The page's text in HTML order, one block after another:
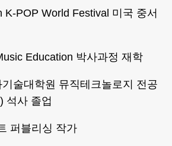
K-POP World Festival 미국 중서
Education 박사과정 재학
기술대학원 뮤직테크놀로지 전공
석사 졸업
퍼블리싱 작가